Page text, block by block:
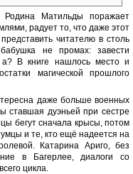
Матильды поражает
радует то, что даже этот
читателю в столь
не промах: завести
а? В книге нашлось место и
магической прошлого
даже больше военных
дуэньей при сестре
бегут сначала крысы, потом
и те, кто ещё надеется на
Катарина Ариго, без
в Багерлее, диалоги со
цикла.